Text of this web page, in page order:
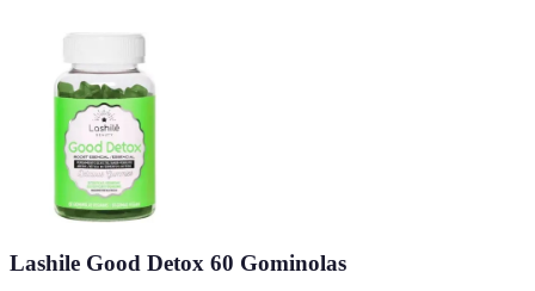
Lashile Good Detox 60 Gominolas